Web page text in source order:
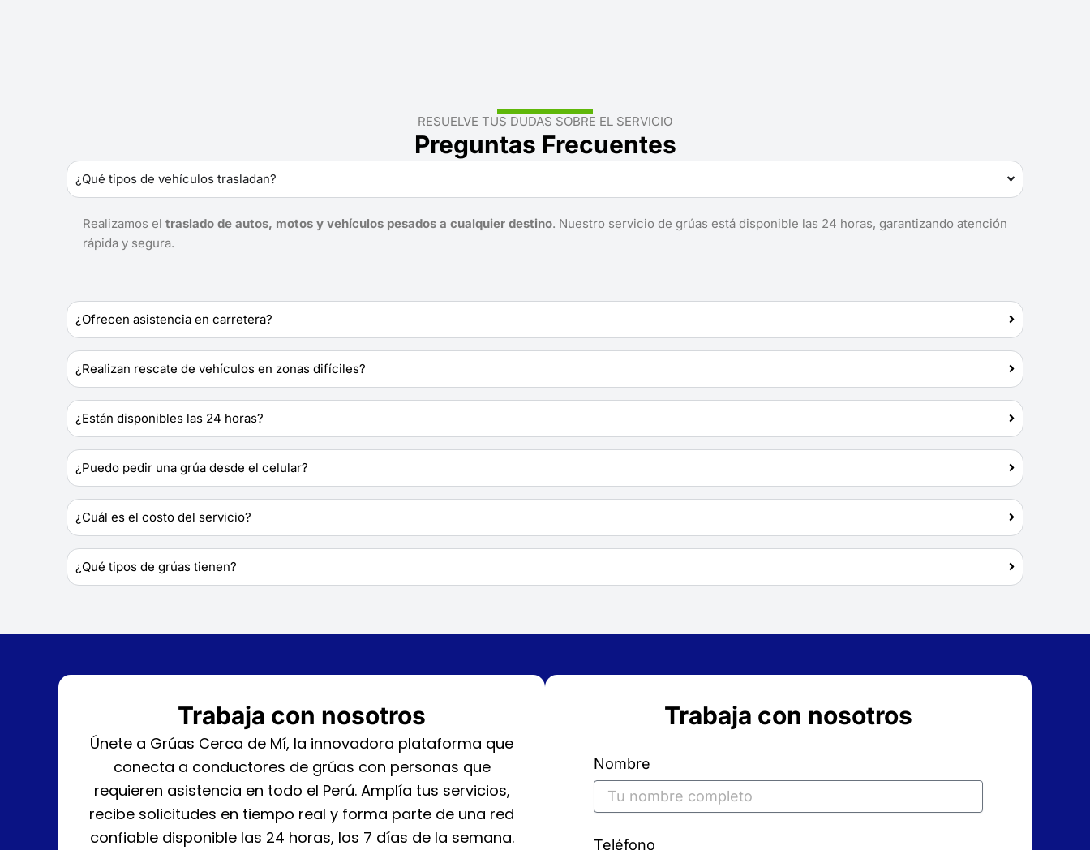
RESUELVE TUS DUDAS SOBRE EL SERVICIO
Preguntas Frecuentes
¿Qué tipos de vehículos trasladan?
Realizamos el traslado de autos, motos y vehículos pesados a cualquier destino. Nuestro servicio de grúas está disponible las 24 horas, garantizando atención
rápida y segura.
¿Ofrecen asistencia en carretera?
¿Realizan rescate de vehículos en zonas difíciles?
¿Están disponibles las 24 horas?
¿Puedo pedir una grúa desde el celular?
¿Cuál es el costo del servicio?
¿Qué tipos de grúas tienen?
Trabaja con nosotros
Únete a Grúas Cerca de Mí, la innovadora plataforma que
conecta a conductores de grúas con personas que
requieren asistencia en todo el Perú. Amplía tus servicios,
recibe solicitudes en tiempo real y forma parte de una red
confiable disponible las 24 horas, los 7 días de la semana.
Trabaja con nosotros
Nombre
Teléfono